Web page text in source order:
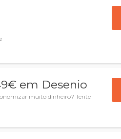
em Desenio
muito dinheiro? Tente